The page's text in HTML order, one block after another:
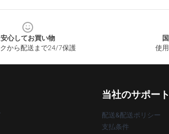
安心してお買い物
から配送まで24/7保護
使
当社のサポート
配送&配送ポリシー
支払条件